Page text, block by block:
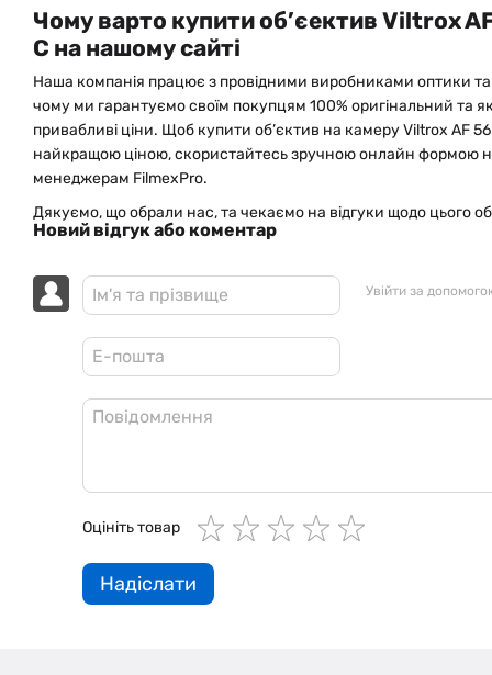
Чому варто купити об’єектив Viltrox
C на нашому сайті
Наша компанія працює з провідними виробниками оптики та
чому ми гарантуємо своїм покупцям 100% оригінальний та
привабливі ціни. Щоб купити об’єктив на камеру Viltrox AF
найкращою ціною, скористайтесь зручною онлайн формою
менеджерам FilmexPro.
Дякуємо, що обрали нас, та чекаємо на відгуки щодо цього
Новий відгук або коментар
Увійти за
Оцініть товар
Надіслати